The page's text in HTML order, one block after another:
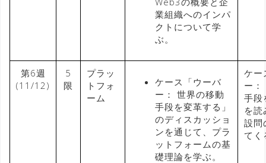
業組織へのインパ
クトについて学
ぶ。
第6週
(11/12)
5
限
プラッ
トフォ
ーム
ケース「ウーバ
ー： 世界の移動
手段を変革する」
のディスカッショ
ンを通じて、プラ
ットフォームの基
礎理論を学ぶ。
ケー
ー：
手段
を
設問
てく